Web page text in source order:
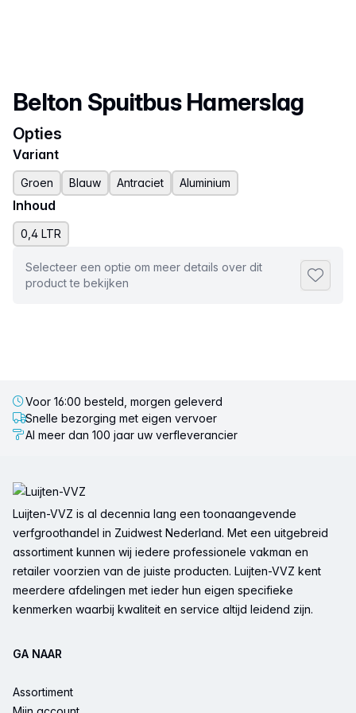
Productnaam
Belton Spuitbus Hamerslag
Opties
Variant
Groen Blauw Antraciet Aluminium
Inhoud
0,4 LTR
Selecteer een optie om meer details over dit
product te bekijken
Voor 16:00 besteld, morgen geleverd
Snelle bezorging met eigen vervoer
Al meer dan 100 jaar uw verfleverancier
Luijten-VVZ is al decennia lang een toonaangevende
verfgroothandel in Zuidwest Nederland. Met een uitgebreid
assortiment kunnen wij iedere professionele vakman en
retailer voorzien van de juiste producten. Luijten-VVZ kent
meerdere afdelingen met ieder hun eigen specifieke
kenmerken waarbij kwaliteit en service altijd leidend zijn.
GA NAAR
Assortiment